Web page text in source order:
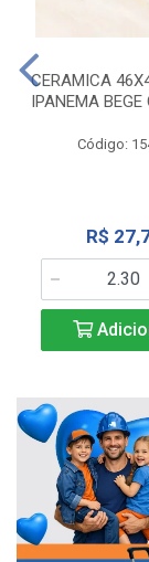
CERAMICA
IPANEMA BEGE
Código:
R$